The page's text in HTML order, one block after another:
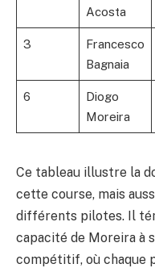
Acosta
3
Francesco
Bagnaia
6
Diogo
Moreira
Ce tableau illustre la
cette course, mais
différents pilotes. Il
capacité de Moreira à
compétitif, où chaque